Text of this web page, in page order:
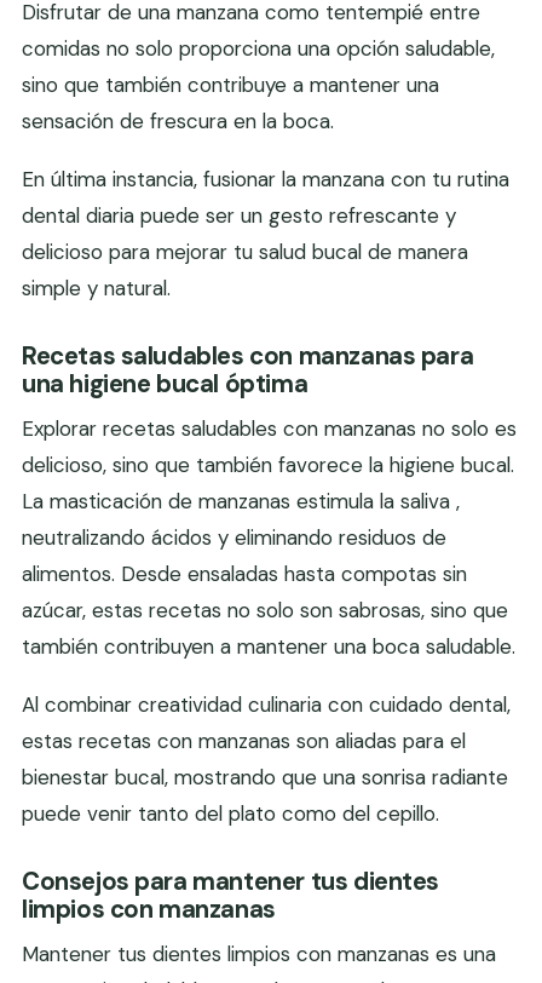
Disfrutar de una manzana como tentempié entre
comidas no solo proporciona una opción saludable,
sino que también contribuye a mantener una
sensación de frescura en la boca.
En última instancia, fusionar la manzana con tu rutina
dental diaria puede ser un gesto refrescante y
delicioso para mejorar tu salud bucal de manera
simple y natural.
Recetas saludables con manzanas para
una higiene bucal óptima
Explorar recetas saludables con manzanas no solo es
delicioso, sino que también favorece la higiene bucal.
La masticación de manzanas estimula la saliva ,
neutralizando ácidos y eliminando residuos de
alimentos. Desde ensaladas hasta compotas sin
azúcar, estas recetas no solo son sabrosas, sino que
también contribuyen a mantener una boca saludable.
Al combinar creatividad culinaria con cuidado dental,
estas recetas con manzanas son aliadas para el
bienestar bucal, mostrando que una sonrisa radiante
puede venir tanto del plato como del cepillo.
Consejos para mantener tus dientes
limpios con manzanas
Mantener tus dientes limpios con manzanas es una